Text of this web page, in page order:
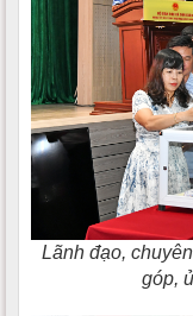
Lãnh đạo,
góp,